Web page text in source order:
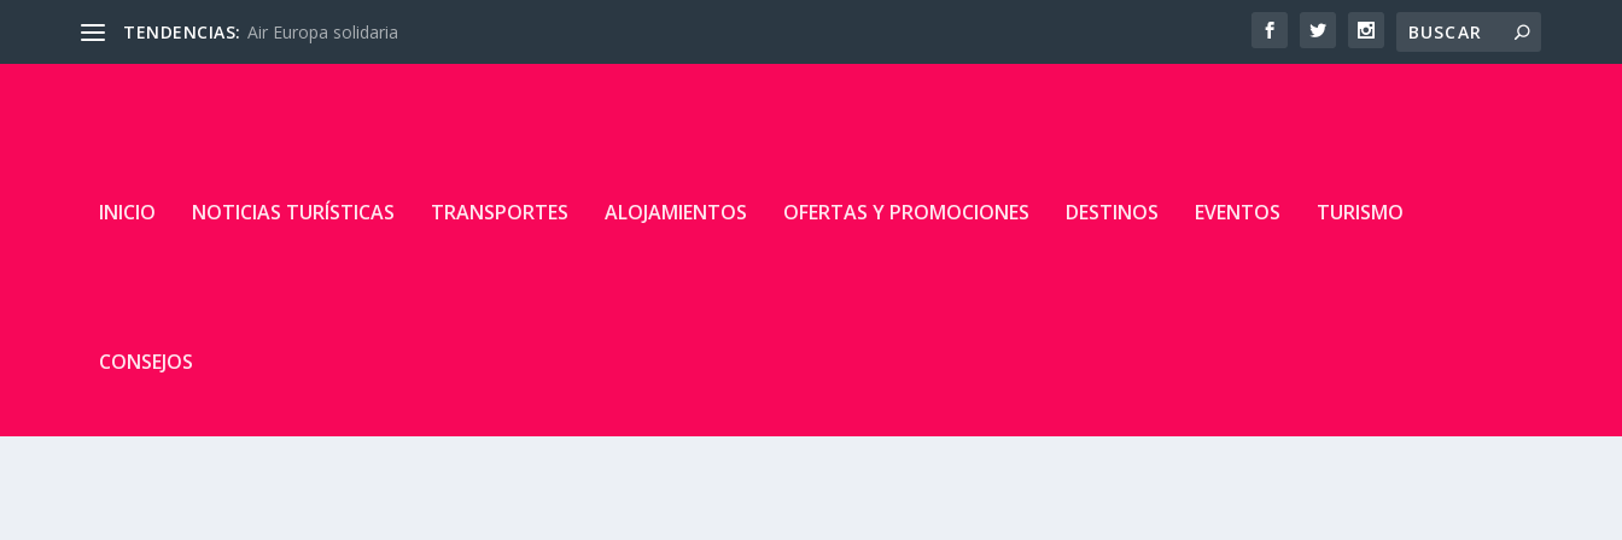
TENDENCIAS: Air Europa solidaria
INICIO NOTICIAS TURÍSTICAS TRANSPORTES ALOJAMIENTOS OFERTAS Y PROMOCIONES DESTINOS EVENTOS TURISMO
CONSEJOS